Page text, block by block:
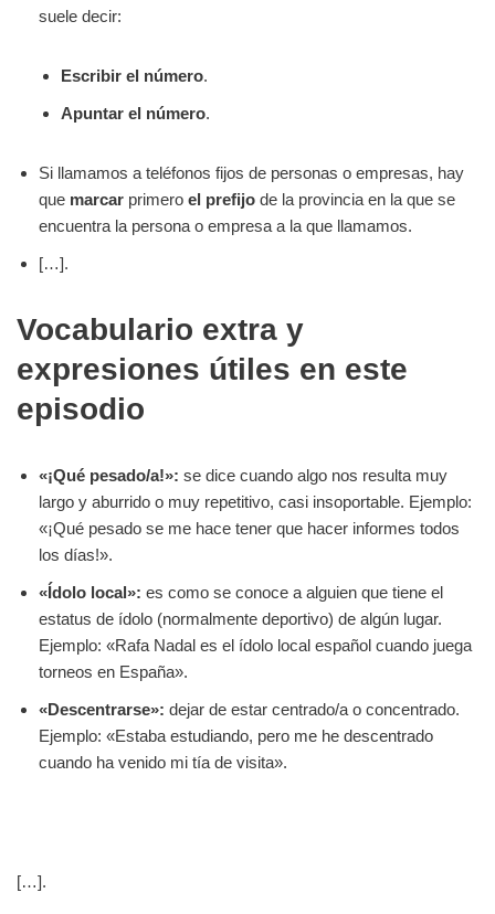
suele decir:
Escribir el número.
Apuntar el número.
Si llamamos a teléfonos fijos de personas o empresas, hay
que marcar primero el prefijo de la provincia en la que se
encuentra la persona o empresa a la que llamamos.
[…].
Vocabulario extra y
expresiones útiles en este
episodio
«¡Qué pesado/a!»: se dice cuando algo nos resulta muy
largo y aburrido o muy repetitivo, casi insoportable. Ejemplo:
«¡Qué pesado se me hace tener que hacer informes todos
los días!».
«Ídolo local»: es como se conoce a alguien que tiene el
estatus de ídolo (normalmente deportivo) de algún lugar.
Ejemplo: «Rafa Nadal es el ídolo local español cuando juega
torneos en España».
«Descentrarse»: dejar de estar centrado/a o concentrado.
Ejemplo: «Estaba estudiando, pero me he descentrado
cuando ha venido mi tía de visita».
[…].